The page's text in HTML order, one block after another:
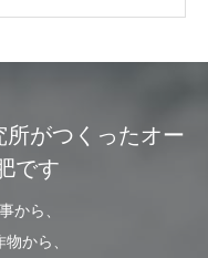
がつくったオー
です
から、
から、